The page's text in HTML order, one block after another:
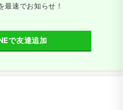
最速でお知らせ！
で友達追加